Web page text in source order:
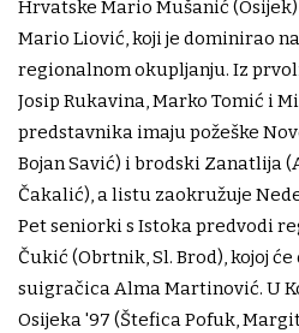
Hrvatske Mario Mušanić
Mario Liović, koji je dominirao
regionalnom okupljanju. Iz
Josip Rukavina, Marko Tomić i
predstavnika imaju požeške
Bojan Savić) i brodski Zanatlija
Čakalić), a listu zaokružuje
Pet seniorki s Istoka predvodi
Čukić (Obrtnik, Sl. Brod), kojoj
suigračica Alma Martinović. U
Osijeka '97 (Štefica Pofuk,